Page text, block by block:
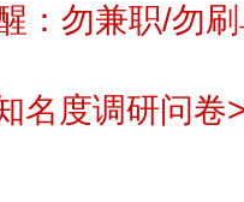
：勿兼职/勿
名度调研问卷